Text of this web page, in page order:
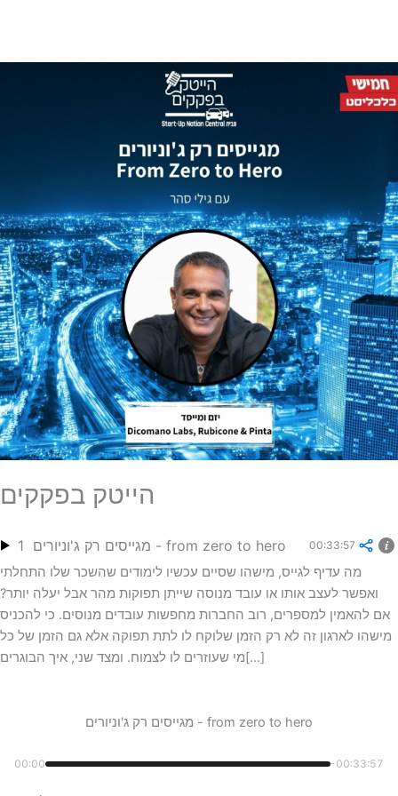
הייטק בפקקים
1 מגייסים רק ג'וניורים - from zero to hero 00:33:57
מה עדיף לגייס, מישהו שסיים עכשיו לימודים שהשכר שלו התחלתי
ואפשר לעצב אותו או עובד מנוסה שייתן תפוקות מהר אבל יעלה יותר?
אם להאמין למספרים, רוב החברות מחפשות עובדים מנוסים. כי להכניס
מישהו לארגון זה לא רק הזמן שלוקח לו לתת תפוקה אלא גם הזמן של כל
מי שעוזרים לו לצמוח. ומצד שני, איך הבוגרים[...]
מגייסים רק ג'וניורים - from zero to hero
00:00 -00:33:57